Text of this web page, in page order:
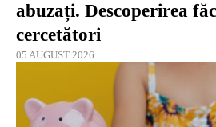
abuzați. Descoperirea
cercetători
05 AUGUST 2026